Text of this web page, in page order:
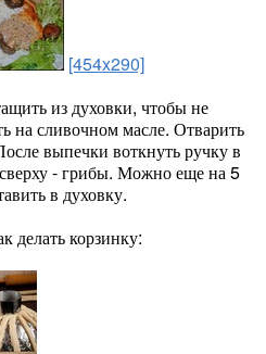
[454x290]
из духовки, чтобы не
на сливочном масле. Отварить
выпечки воткнуть ручку в
- грибы. Можно еще на 5
в духовку.
делать корзинку: